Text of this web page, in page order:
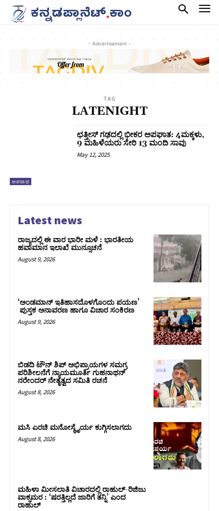
- Advertisement -
TAG
LATENIGHT
ಅಪರಾಧ
ಛತ್ತೀಸ್‌ ಗಢದಲ್ಲಿ ಭೀಕರ ಅಪಘಾತ: 4ಮಕ್ಕಳು,
9 ಮಹಿಳೆಯರು ಸೇರಿ 13 ಮಂದಿ ಸಾವು
May 12, 2025
Latest news
ರಾಜ್ಯದಲ್ಲಿ ಈ ವಾರ ಭಾರೀ ಮಳೆ : ಭಾರತೀಯ
ಹವಾಮಾನ ಇಲಾಖೆ ಮುನ್ಸೂಚನೆ
August 9, 2026
‘ಅಂಡಮಾನ್ ಇತಿಹಾಸದೊಳಗೊಂದು ಪಯಣ’
ಪುಸ್ತಕ ಅನಾವರಣ ಹಾಗೂ ವಿಚಾರ ಸಂಕಿರಣ
August 9, 2026
ಬಿಡದಿ ಟೌನ್ ಶಿಪ್ ಅಭಿಪ್ರಾಯಗಳ ಸಮಗ್ರ
ಪರಿಶೀಲನೆಗೆ ನ್ಯಾಯಮೂರ್ತಿ ಗುಹನಾಥನ್
ನರೇಂದರ್ ನೇತೃತ್ವದ ಸಮಿತಿ ರಚನೆ
August 8, 2026
ಮಸಿ ಎರಚಿ ಮನೋಸ್ಥೈರ್ಯ ಕುಗ್ಗಿಸಲಾಗದು
August 8, 2026
ಮಹಿಳಾ ಮೀಸಲಾತಿ ವಿಚಾರದಲ್ಲಿ ರಾಹುಲ್‌-ರಿಜಿಜು
ವಾಕ್ಸಮರ : ‘ಷರತ್ತಿಲ್ಲದೆ ಜಾರಿಗೆ ತನ್ನಿ’ ಎಂದ
ರಾಹುಲ್‌